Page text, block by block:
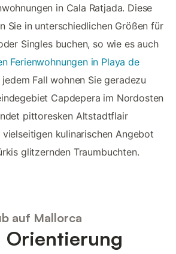
in Cala Ratjada. Diese
Sie in unterschiedlichen Größen für
Singles buchen, so wie es auch
Ferienwohnungen in Playa de
Fall wohnen Sie geradezu
Capdepera im Nordosten
pittoresken Altstadtflair
kulinarischen Angebot
glitzernden Traumbuchten.
auf Mallorca
Orientierung